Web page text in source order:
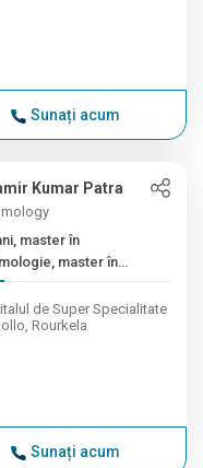
Sunați acum
Kumar Patra
master în
master în
de Super Specialitate
Rourkela
Sunați acum